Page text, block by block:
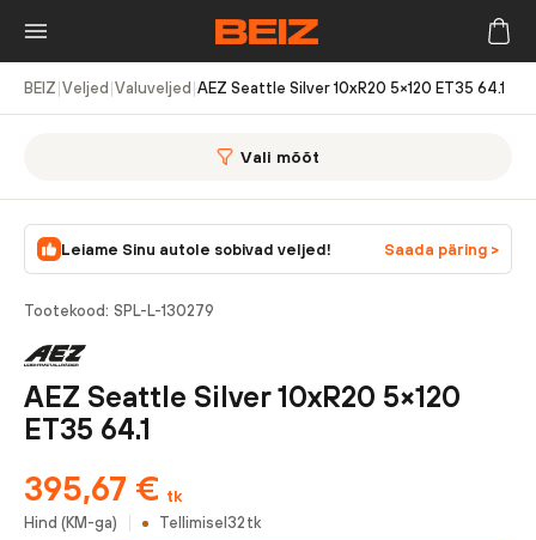
BEIZ Veljed Valuveljed AEZ Seattle Silver 10xR20 5×120 ET35 64.1
Vali mõõt
Tootekood: SPL-L-130279
AEZ Seattle Silver 10xR20 5×120
ET35 64.1
395,67 € tk
Hind (KM-ga) Tellimisel 32 tk
Leiame Sinu autole sobivad veljed! Saada päring >